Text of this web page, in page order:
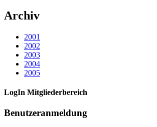
Archiv
2001
2002
2003
2004
2005
LogIn Mitgliederbereich
Benutzeranmeldung